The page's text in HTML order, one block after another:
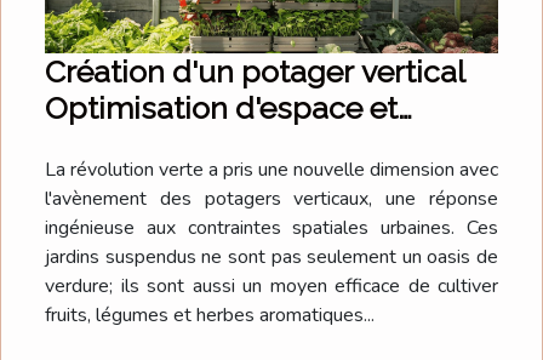
Création d'un potager vertical
Optimisation d'espace et
La révolution verte a pris une nouvelle dimension avec
l'avènement des potagers verticaux, une réponse
ingénieuse aux contraintes spatiales urbaines. Ces
jardins suspendus ne sont pas seulement un oasis de
verdure; ils sont aussi un moyen efficace de cultiver
fruits, légumes et herbes aromatiques...